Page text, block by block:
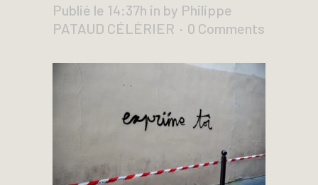
Publié le 14:37h in by Philippe
PATAUD CÉLÉRIER
0 Comments